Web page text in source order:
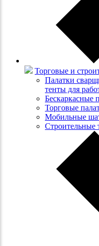
Торговые и
Палатки
тенты для
Бескаркасные
Торговые
Мобильные
Строительные